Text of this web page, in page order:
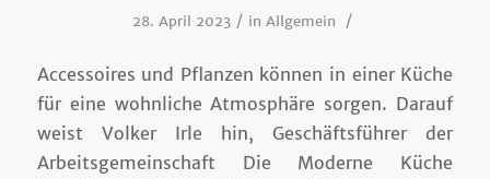
28. April 2023 / in Allgemein /
Accessoires und Pflanzen können in einer Küche
für eine wohnliche Atmosphäre sorgen. Darauf
weist Volker Irle hin, Geschäftsführer der
Arbeitsgemeinschaft Die Moderne Küche